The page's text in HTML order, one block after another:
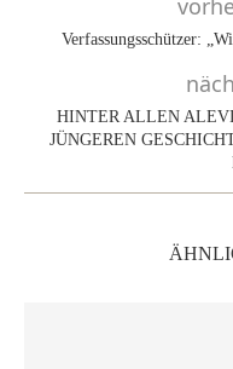
Verfassungsschützer:
HINTER ALLEN
JÜNGEREN